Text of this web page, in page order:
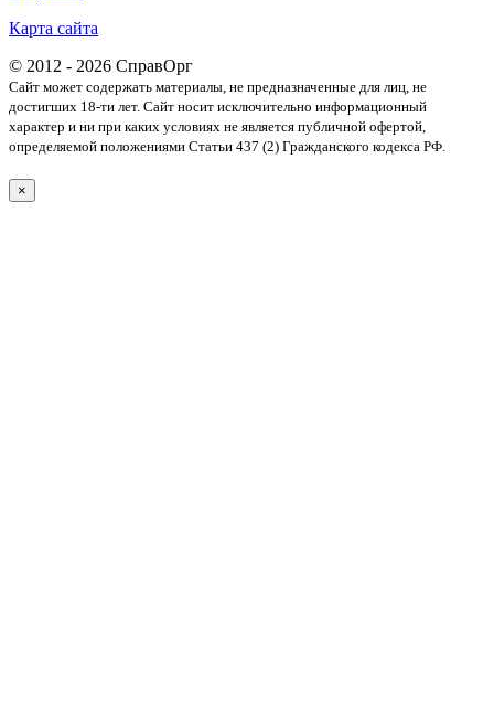
Карта сайта
© 2012 - 2026 СправОрг
Сайт может содержать материалы, не предназначенные для лиц, не
достигших 18-ти лет. Cайт носит исключительно информационный
характер и ни при каких условиях не является публичной офертой,
определяемой положениями Статьи 437 (2) Гражданского кодекса РФ.
×